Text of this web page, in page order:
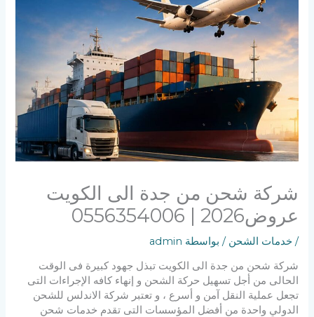
شركة شحن من جدة الى الكويت
عروض2026 | 0556354006
/خدمات الشحن / بواسطة admin
شركة شحن من جدة الى الكويت تبذل جهود كبيرة فى الوقت
الحالى من أجل تسهيل حركة الشحن و إنهاء كافه الإجراءات التى
تجعل عملية النقل آمن و أسرع ، و تعتبر شركة الاندلس للشحن
الدولي واحدة من أفضل المؤسسات التى تقدم خدمات شحن